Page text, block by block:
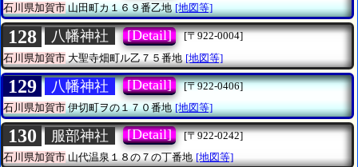
石川県加賀市山田町カ１６９番乙地 [地図等]
128 八幡神社 [Detail]
[〒922-0004]
石川県加賀市 大聖寺畑町ル乙７５番地 [地図等]
129 八幡神社 [Detail]
[〒922-0406]
石川県加賀市伊切町ヲの１７０番地 [地図等]
130 服部神社 [Detail]
[〒922-0242]
石川県加賀市山代温泉１８の７の丁番地 [地図等]